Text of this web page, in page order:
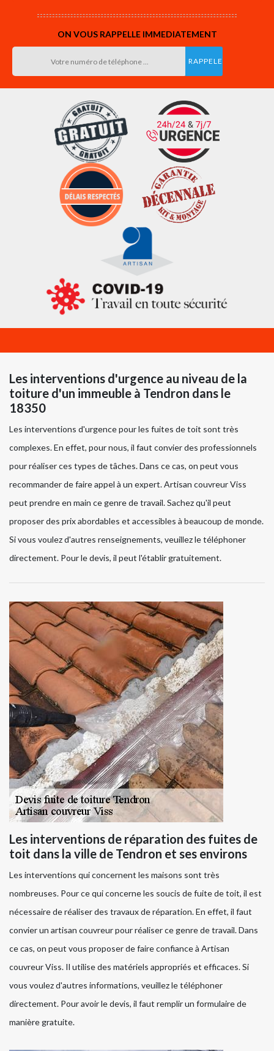
ON VOUS RAPPELLE IMMEDIATEMENT
Les interventions d'urgence au niveau de la
toiture d'un immeuble à Tendron dans le
18350
Les interventions d'urgence pour les fuites de toit sont très
complexes. En effet, pour nous, il faut convier des professionnels
pour réaliser ces types de tâches. Dans ce cas, on peut vous
recommander de faire appel à un expert. Artisan couvreur Viss
peut prendre en main ce genre de travail. Sachez qu'il peut
proposer des prix abordables et accessibles à beaucoup de monde.
Si vous voulez d'autres renseignements, veuillez le téléphoner
directement. Pour le devis, il peut l'établir gratuitement.
Les interventions de réparation des fuites de
toit dans la ville de Tendron et ses environs
Les interventions qui concernent les maisons sont très
nombreuses. Pour ce qui concerne les soucis de fuite de toit, il est
nécessaire de réaliser des travaux de réparation. En effet, il faut
convier un artisan couvreur pour réaliser ce genre de travail. Dans
ce cas, on peut vous proposer de faire confiance à Artisan
couvreur Viss. Il utilise des matériels appropriés et efficaces. Si
vous voulez d'autres informations, veuillez le téléphoner
directement. Pour avoir le devis, il faut remplir un formulaire de
manière gratuite.